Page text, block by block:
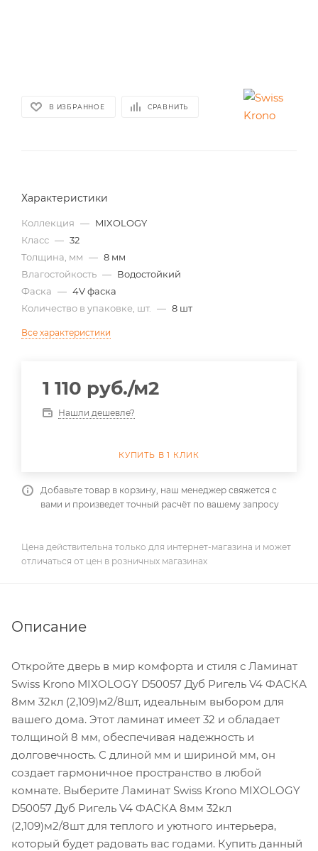
В ИЗБРАННОЕ СРАВНИТЬ
Характеристики
Коллекция — MIXOLOGY
Класс — 32
Толщина, мм — 8 мм
Влагостойкость — Водостойкий
Фаска — 4V фаска
Количество в упаковке, шт.
— 8 шт
Все характеристики
1 110 руб./м2
Нашли дешевле?
КУПИТЬ В 1 КЛИК
Добавьте товар в корзину, наш менеджер свяжется с
вами и произведет точный расчёт по вашему запросу
Цена действительна только для интернет-магазина и может
отличаться от цен в розничных магазинах
Описание
Откройте дверь в мир комфорта и стиля с Ламинат
Swiss Krono MIXOLOGY D50057 Дуб Ригель V4 ФАСКА
8мм 32кл (2,109)м2/8шт, идеальным выбором для
вашего дома. Этот ламинат имеет 32 и обладает
толщиной 8 мм, обеспечивая надежность и
долговечность. С длиной мм и шириной мм, он
создает гармоничное пространство в любой
комнате. Выберите Ламинат Swiss Krono MIXOLOGY
D50057 Дуб Ригель V4 ФАСКА 8мм 32кл
(2,109)м2/8шт для теплого и уютного интерьера,
который будет радовать вас годами. Купить данный